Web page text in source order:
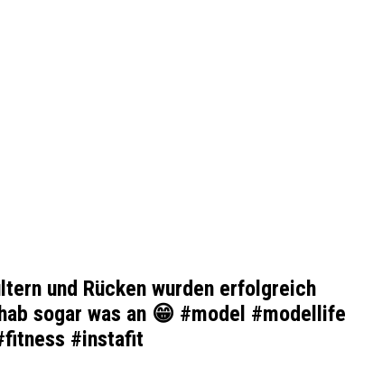
und Rücken wurden erfolgreich
sogar was an 😁 #model #modellife
#instafit